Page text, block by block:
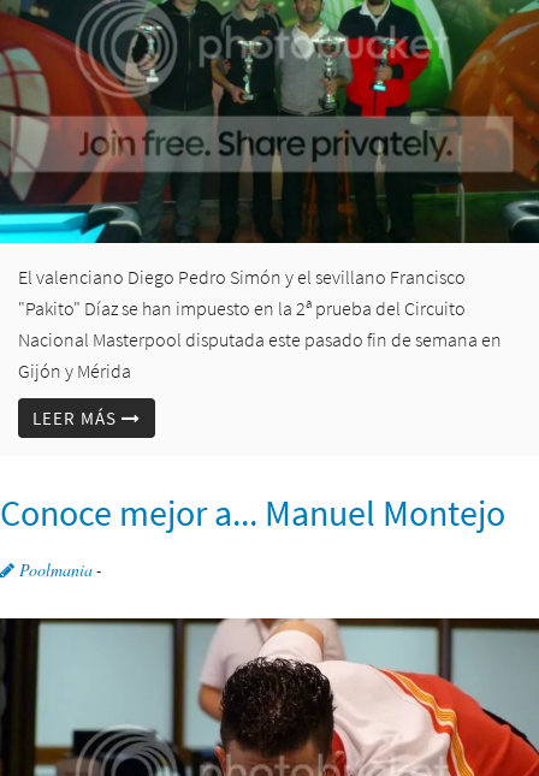
El valenciano Diego Pedro Simón y el sevillano Francisco
"Pakito" Díaz se han impuesto en la 2ª prueba del Circuito
Nacional Masterpool disputada este pasado fin de semana en
Gijón y Mérida
LEER MÁS
Conoce mejor a... Manuel Montejo
Poolmania-